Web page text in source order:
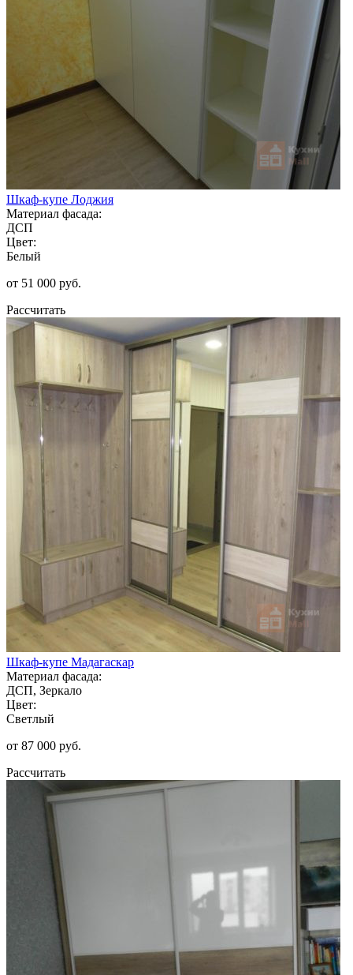
Шкаф-купе Лоджия
Материал фасада:
ДСП
Цвет:
Белый
от 51 000 руб.
Рассчитать
Шкаф-купе Мадагаскар
Материал фасада:
ДСП, Зеркало
Цвет:
Светлый
от 87 000 руб.
Рассчитать